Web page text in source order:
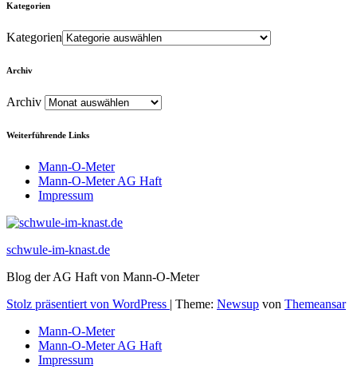
Kategorien
Kategorien
Archiv
Archiv
Weiterführende Links
Mann-O-Meter
Mann-O-Meter AG Haft
Impressum
schwule-im-knast.de
Blog der AG Haft von Mann-O-Meter
Stolz präsentiert von WordPress | Theme: Newsup von Themeansar
Mann-O-Meter
Mann-O-Meter AG Haft
Impressum